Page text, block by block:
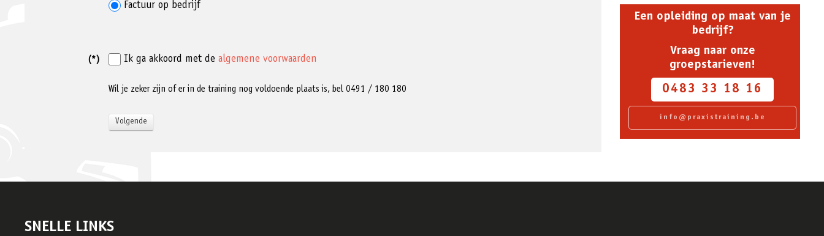
Factuur op bedrijf
(*) Ik ga akkoord met de algemene voorwaarden
Wil je zeker zijn of er in de training nog voldoende plaats is, bel 0491 / 180 180
Een opleiding op maat van je
bedrijf?
Vraag naar onze
groepstarieven!
0483 33 18 16
info@praxistraining.be
SNELLE LINKS